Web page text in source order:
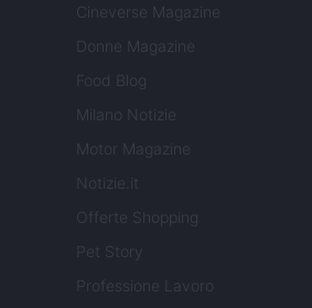
Cineverse Magazine
Donne Magazine
Food Blog
Milano Notizie
Motor Magazine
Notizie.it
Offerte Shopping
Pet Story
Professione Lavoro